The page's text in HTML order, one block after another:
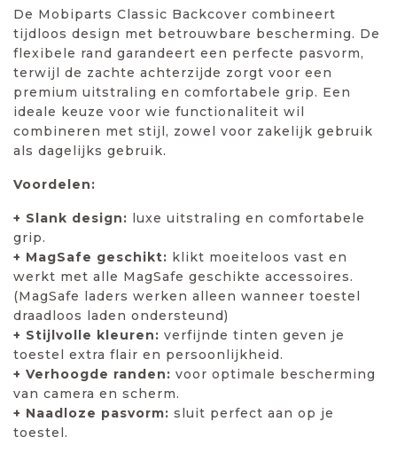
De Mobiparts Classic Backcover combineert
tijdloos design met betrouwbare bescherming. De
flexibele rand garandeert een perfecte pasvorm,
terwijl de zachte achterzijde zorgt voor een
premium uitstraling en comfortabele grip. Een
ideale keuze voor wie functionaliteit wil
combineren met stijl, zowel voor zakelijk gebruik
als dagelijks gebruik.
Voordelen:
+ Slank design: luxe uitstraling en comfortabele
grip.
+ MagSafe geschikt: klikt moeiteloos vast en
werkt met alle MagSafe geschikte accessoires.
(MagSafe laders werken alleen wanneer toestel
draadloos laden ondersteund)
+ Stijlvolle kleuren: verfijnde tinten geven je
toestel extra flair en persoonlijkheid.
+ Verhoogde randen: voor optimale bescherming
van camera en scherm.
+ Naadloze pasvorm: sluit perfect aan op je
toestel.